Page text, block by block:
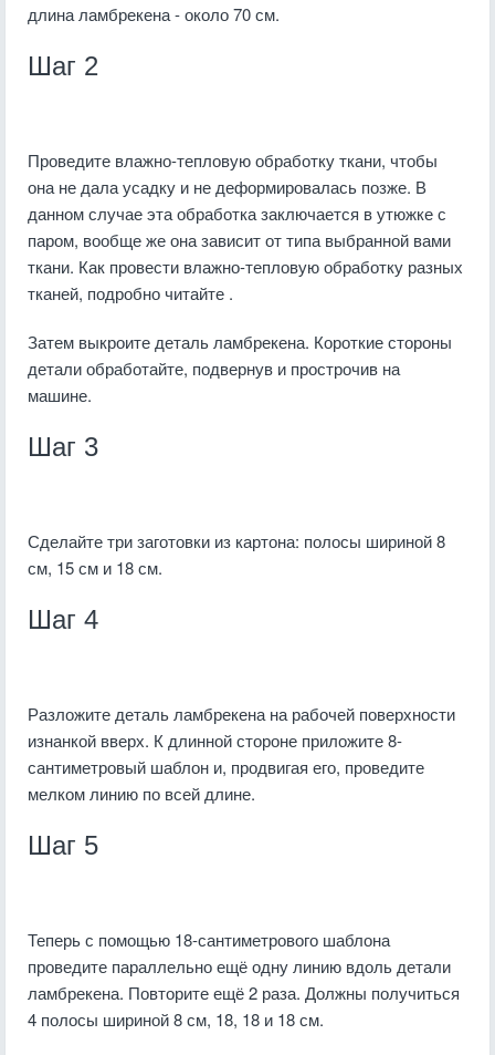
длина ламбрекена - около 70 см.
Шаг 2
Проведите влажно-тепловую обработку ткани, чтобы
она не дала усадку и не деформировалась позже. В
данном случае эта обработка заключается в утюжке с
паром, вообще же она зависит от типа выбранной вами
ткани. Как провести влажно-тепловую обработку разных
тканей, подробно читайте .
Затем выкроите деталь ламбрекена. Короткие стороны
детали обработайте, подвернув и прострочив на
машине.
Шаг 3
Сделайте три заготовки из картона: полосы шириной 8
см, 15 см и 18 см.
Шаг 4
Разложите деталь ламбрекена на рабочей поверхности
изнанкой вверх. К длинной стороне приложите 8-
сантиметровый шаблон и, продвигая его, проведите
мелком линию по всей длине.
Шаг 5
Теперь с помощью 18-сантиметрового шаблона
проведите параллельно ещё одну линию вдоль детали
ламбрекена. Повторите ещё 2 раза. Должны получиться
4 полосы шириной 8 см, 18, 18 и 18 см.